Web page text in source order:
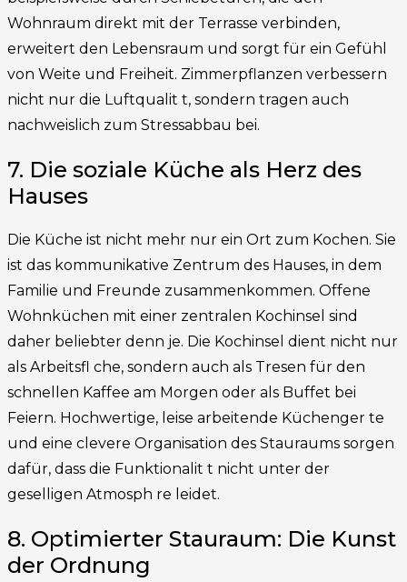
Wohnraum direkt mit der Terrasse verbinden,
erweitert den Lebensraum und sorgt für ein Gefühl
von Weite und Freiheit. Zimmerpflanzen verbessern
nicht nur die Luftqualit t, sondern tragen auch
nachweislich zum Stressabbau bei.
7. Die soziale Küche als Herz des
Hauses
Die Küche ist nicht mehr nur ein Ort zum Kochen. Sie
ist das kommunikative Zentrum des Hauses, in dem
Familie und Freunde zusammenkommen. Offene
Wohnküchen mit einer zentralen Kochinsel sind
daher beliebter denn je. Die Kochinsel dient nicht nur
als Arbeitsfl che, sondern auch als Tresen für den
schnellen Kaffee am Morgen oder als Buffet bei
Feiern. Hochwertige, leise arbeitende Küchenger te
und eine clevere Organisation des Stauraums sorgen
dafür, dass die Funktionalit t nicht unter der
geselligen Atmosph re leidet.
8. Optimierter Stauraum: Die Kunst
der Ordnung